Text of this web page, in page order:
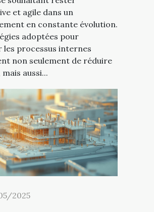
et agile dans un
en constante évolution.
adoptées pour
les processus internes
non seulement de réduire
aussi...
2025